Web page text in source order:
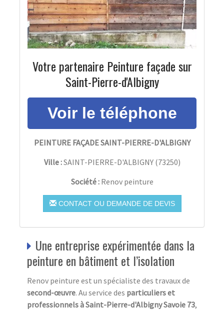
Votre partenaire Peinture façade sur
Saint-Pierre-d'Albigny
PEINTURE FAÇADE SAINT-PIERRE-D'ALBIGNY
Ville :SAINT-PIERRE-D'ALBIGNY(73250)
Société : Renov peinture
CONTACT OU DEMANDE DE DEVIS
Une entreprise expérimentée dans la
peinture en bâtiment et l’isolation
Renov peinture est un spécialiste des travaux de
second-œuvre. Au service des particuliers et
professionnels à Saint-Pierre-d'Albigny Savoie 73,